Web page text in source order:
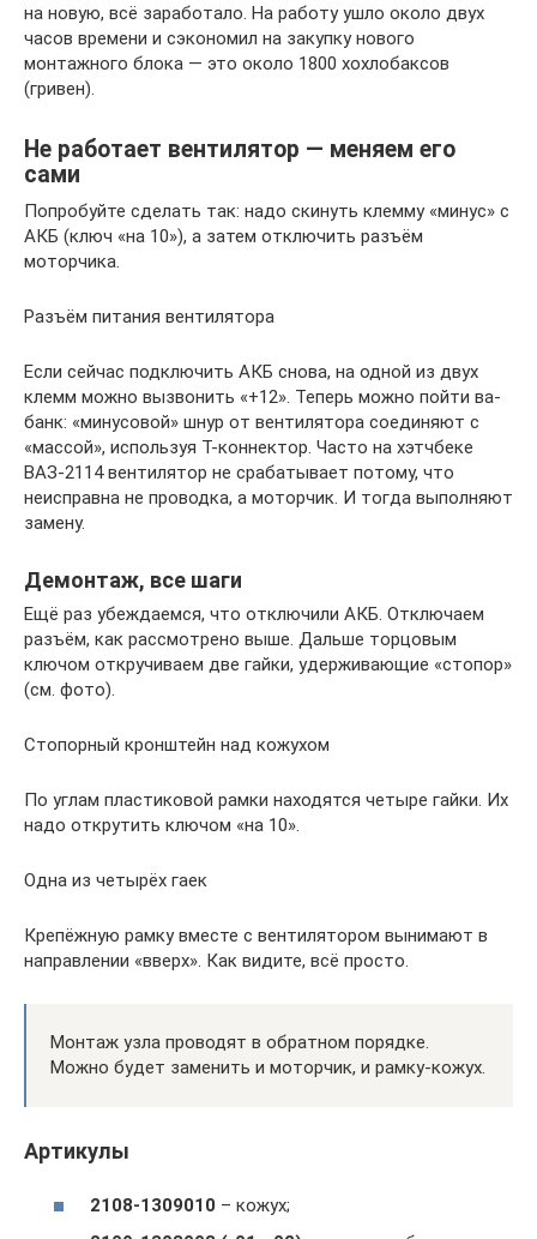
на новую, всё заработало. На работу ушло около двух
часов времени и сэкономил на закупку нового
монтажного блока — это около 1800 хохлобаксов
(гривен).
Не работает вентилятор — меняем его
сами
Попробуйте сделать так: надо скинуть клемму «минус» с
АКБ (ключ «на 10»), а затем отключить разъём
моторчика.
Разъём питания вентилятора
Если сейчас подключить АКБ снова, на одной из двух
клемм можно вызвонить «+12». Теперь можно пойти ва-
банк: «минусовой» шнур от вентилятора соединяют с
«массой», используя Т-коннектор. Часто на хэтчбеке
ВАЗ-2114 вентилятор не срабатывает потому, что
неисправна не проводка, а моторчик. И тогда выполняют
замену.
Демонтаж, все шаги
Ещё раз убеждаемся, что отключили АКБ. Отключаем
разъём, как рассмотрено выше. Дальше торцовым
ключом откручиваем две гайки, удерживающие «стопор»
(см. фото).
Стопорный кронштейн над кожухом
По углам пластиковой рамки находятся четыре гайки. Их
надо открутить ключом «на 10».
Одна из четырёх гаек
Крепёжную рамку вместе с вентилятором вынимают в
направлении «вверх». Как видите, всё просто.
Монтаж узла проводят в обратном порядке.
Можно будет заменить и моторчик, и рамку-кожух.
Артикулы
2108-1309010 – кожух;